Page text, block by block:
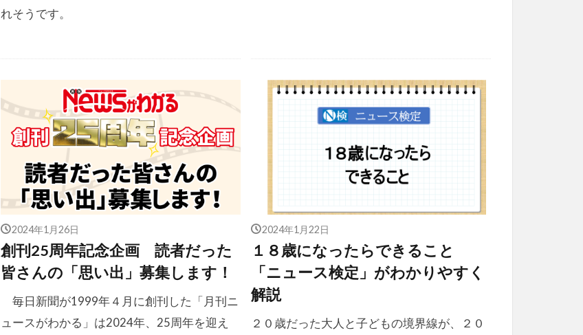
れそうです。
2024年1月26日
創刊25周年記念企画 読者だった
皆さんの「思い出」募集します！
毎日新聞が1999年４月に創刊した「月刊ニ
ュースがわかる」は2024年、25周年を迎え
2024年1月22日
１８歳になったらできること
「ニュース検定」がわかりやすく
解説
２０歳だった大人と子どもの境界線が、２０